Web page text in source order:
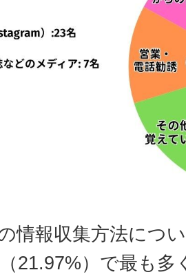
情報収集方法につ
21.97%）で最も